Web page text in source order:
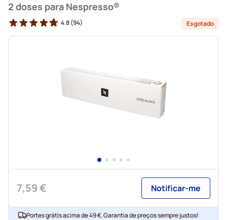
2 doses para Nespresso®
4.8(94) Esgotado
7,59 € Notificar-me
Portes grátis acima de 49 €. Garantia de preços sempre justos!